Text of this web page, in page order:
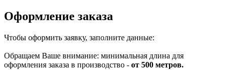
Оформление заказа
Чтобы оформить заявку, заполните данные:
Обращаем Ваше внимание: минимальная длина для
оформления заказа в производство - от 500 метров.